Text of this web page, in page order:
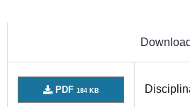
Download
PDF 184 KB